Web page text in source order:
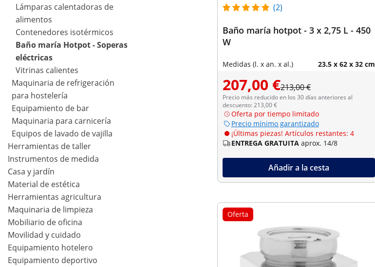
Lámparas calentadoras de
alimentos
Contenedores isotérmicos
Baño maría Hotpot - Soperas
eléctricas
Vitrinas calientes
Maquinaria de refrigeración
para hostelería
Equipamiento de bar
Maquinaria para carnicería
Equipos de lavado de vajilla
Herramientas de taller
Instrumentos de medida
Casa y jardín
Material de estética
Herramientas agricultura
Maquinaria de limpieza
Mobiliario de oficina
Movilidad y cuidado
Equipamiento hotelero
Equipamiento deportivo
(2)
Baño maría hotpot - 3 x 2,75 L - 450
W
Medidas (l. x an. x al.) 23.5 x 62 x 32 cm
207,00 €213,00 €
Precio más reducido en los 30 días anteriores al
descuento: 213,00 €
Oferta por tiempo limitado
Precio mínimo garantizado
¡Últimas piezas! Artículos restantes: 4
ENTREGA GRATUITA aprox. 14/8
Añadir a la cesta
Oferta